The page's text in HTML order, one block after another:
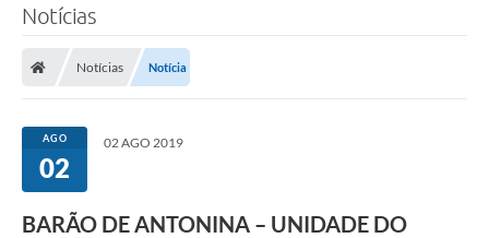
Notícias
Notícias Notícia
AGO
02
02 AGO 2019
BARÃO DE ANTONINA – UNIDADE DO